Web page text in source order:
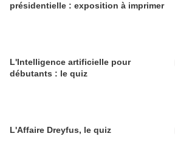
présidentielle : exposition à imprimer
L'Intelligence artificielle pour
débutants : le quiz
L'Affaire Dreyfus, le quiz